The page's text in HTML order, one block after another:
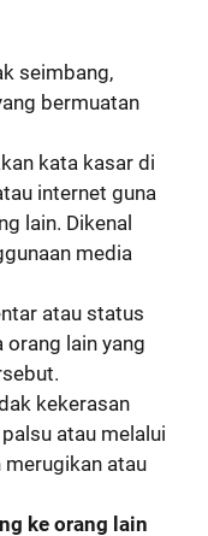
seimbang,
bermuatan
kata kasar di
internet guna
lain. Dikenal
media
atau status
lain yang
kekerasan
atau melalui
merugikan atau
ke orang lain